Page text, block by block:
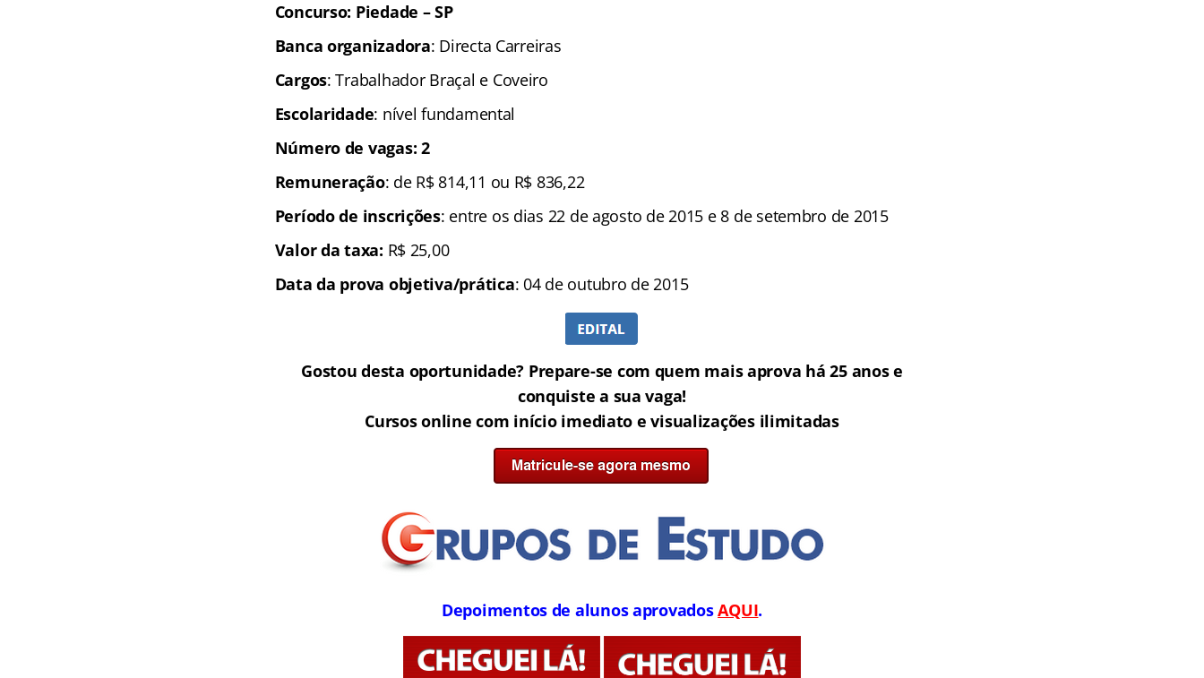
Concurso: Piedade – SP
Banca organizadora: Directa Carreiras
Cargos: Trabalhador Braçal e Coveiro
Escolaridade: nível fundamental
Número de vagas: 2
Remuneração: de R$ 814,11 ou R$ 836,22
Período de inscrições: entre os dias 22 de agosto de 2015 e 8 de setembro de 2015
Valor da taxa: R$ 25,00
Data da prova objetiva/prática: 04 de outubro de 2015
Gostou desta oportunidade? Prepare-se com quem mais aprova há 25 anos e
conquiste a sua vaga!
Cursos online com início imediato e visualizações ilimitadas
Depoimentos de alunos aprovadosAQUI.